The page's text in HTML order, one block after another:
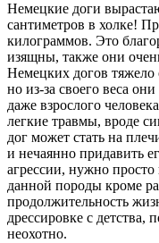
Немецкие доги
сантиметров в холке!
килограммов. Это
изящны, также они
Немецких догов тяжело
но из-за своего веса
даже взрослого
легкие травмы, вроде
дог может стать на
и нечаянно придавить
агрессии, нужно
данной породы кроме
продолжительность
дрессировке с детства,
неохотно.